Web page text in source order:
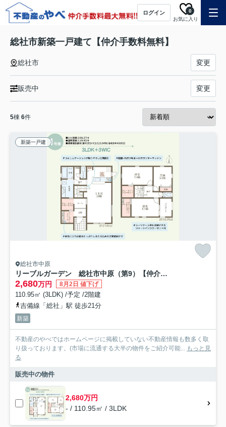
ログイン
お気に入り
0
総社市新築一戸建て【仲介手数料無料】
総社市 変更
販売中 変更
5棟 6件
新築一戸建
総社市中原
リーブルガーデン 総社市中原（第9）【仲介手数料無料】
2,680万円 8月2日 値下げ
110.95㎡ (3LDK) /予定 /2階建
吉備線「総社」駅 徒歩21分
新築
不動産のやべではホームページに掲載していない不動産情報も数多く取
り扱っております。(市場に流通する大半の物件をご紹介可能... もっと見
る
販売中の物件
2,680万円
- / 110.95㎡ / 3LDK